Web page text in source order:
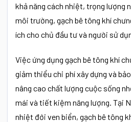
khả năng cách nhiệt, trọng lượng
môi trường, gạch bê tông khí
ích cho chủ đầu tư và người sử
Việc ứng dụng gạch bê tông khí
giảm thiểu chi phí xây dựng và
nâng cao chất lượng cuộc sống
mái và tiết kiệm năng lượng. Tại
nhiệt đới ven biển, gạch bê tông